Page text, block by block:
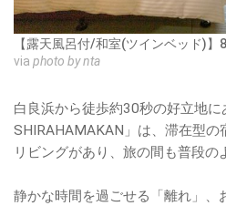
【露天風呂付/和室(ツインベッド)
via photo by nta
白良浜から徒歩約30秒の好立地に
SHIRAHAMAKAN」は、滞在型の
リビングがあり、旅の間も普段の
静かな時間を過ごせる「離れ」、